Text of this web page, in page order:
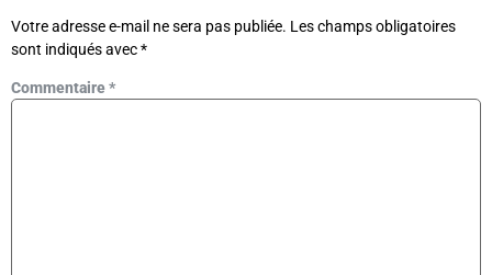
Votre adresse e-mail ne sera pas publiée. Les champs obligatoires
sont indiqués avec*
Commentaire*